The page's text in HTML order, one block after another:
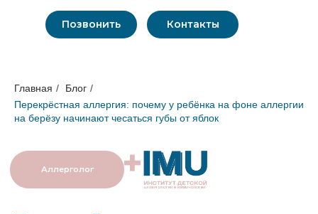
Позвонить Контакты
Главная / Блог /
Перекрёстная аллергия: почему у ребёнка на фоне аллергии
на берёзу начинают чесаться губы от яблок
Перекрёстная аллергия:
почему у ребёнка на фоне
Аллерголог